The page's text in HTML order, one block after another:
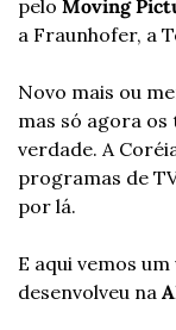
pelo Moving
a Fraunhofer, a
Novo mais ou
mas só agora
verdade. A
programas de
por lá.
E aqui vemos
desenvolveu na